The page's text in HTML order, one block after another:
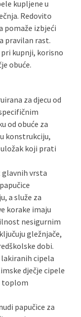
kupljene u
Redovito
pomaže izbjeći
pravilan rast.
kupnji, korisno
obuće.
za djecu od
od obuće za
konstrukciju,
koji prati
glavnih vrsta
a služe za
korake imaju
nesigurnim
gležnjače,
dobi.
cipela
dječje cipele
toplom
papučice za